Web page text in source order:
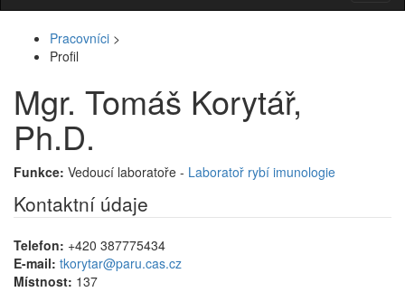
Pracovníci >
Profil
Mgr. Tomáš Korytář,
Ph.D.
Funkce: Vedoucí laboratoře - Laboratoř rybí imunologie
Kontaktní údaje
Telefon: +420 387775434
E-mail: tkorytar@paru.cas.cz
Místnost: 137